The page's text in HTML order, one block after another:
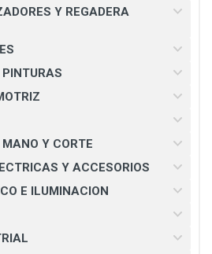
Y REGADERA
Y CORTE
Y ACCESORIOS
E ILUMINACION